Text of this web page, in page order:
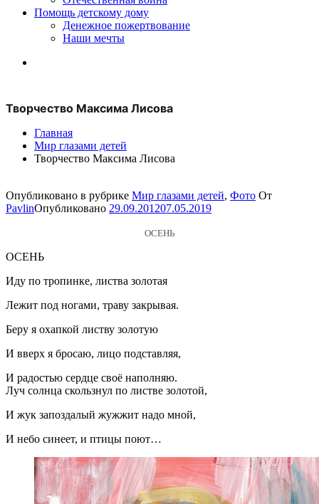
Помощь детскому дому
Денежное пожертвование
Наши мечты
Творчество Максима Лисова
Главная
Мир глазами детей
Творчество Максима Лисова
Опубликовано в рубрике Мир глазами детей, Фото От
PavlinОпубликовано 29.09.201207.05.2019
ОСЕНЬ
ОСЕНЬ
Иду по тропинке, листва золотая
Лежит под ногами, траву закрывая.
Беру я охапкой листву золотую
И вверх я бросаю, лицо подставляя,
И радостью сердце своё наполняю.
Луч солнца скользнул по листве золотой,
И жук запоздалый жужжит надо мной,
И небо синеет, и птицы поют…